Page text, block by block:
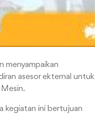
menyampaikan
asesor ekternal untuk
kegiatan ini bertujuan